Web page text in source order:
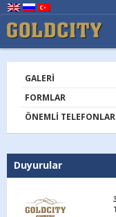
GALERI
FORMLAR
ÖNEMLI TELEFONLAR
Duyurular